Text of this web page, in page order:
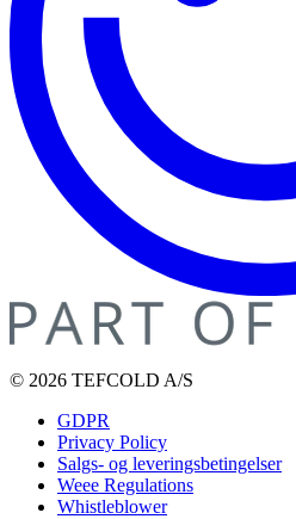
© 2026 TEFCOLD A/S
GDPR
Privacy Policy
Salgs- og leveringsbetingelser
Weee Regulations
Whistleblower